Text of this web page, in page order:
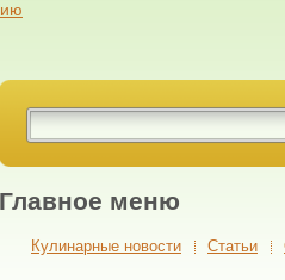
Главное меню
Кулинарные новости Cтатьи